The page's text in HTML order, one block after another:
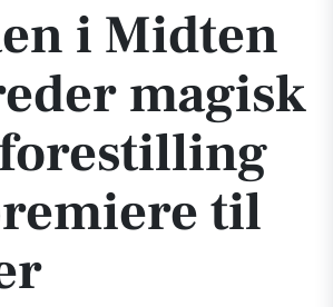
i Midten
magisk
til